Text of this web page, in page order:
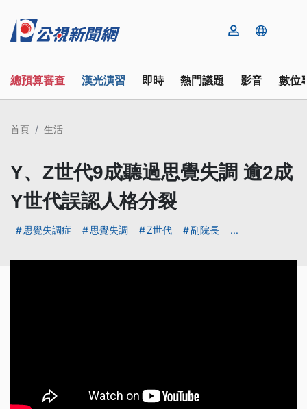
總預算審查 漢光演習 即時 熱門議題 影音 數位
首頁 生活
Y、Z世代9成聽過思覺失調 逾2成
Y世代誤認人格分裂
思覺失調症 思覺失調 Z世代 副院長 ...